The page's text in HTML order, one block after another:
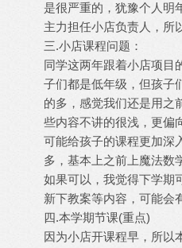
是很严重的，犹豫个人明
主力担任小店负责人，所
三.小店课程问题：
同学这两年跟着小店项目
子们都是低年级，但孩子
的多，感觉我们还是用之
些内容不讲的很浅，更偏
可能给孩子的课程更加深
多，基本上之前上魔法数
如果可以，我觉得下学期
新下教案等内容，可能会
四.本学期节课(重点)
因为小店开课程早，所以